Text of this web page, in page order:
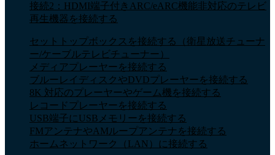
接続2：HDMI端子付きARC/eARC機能非対応のテレビ
再生機器を接続する
セットトップボックスを接続する（衛星放送チューナ
ー/ケーブルテレビチューナー）
メディアプレーヤーを接続する
ブルーレイディスクやDVDプレーヤーを接続する
8K 対応のプレーヤーやゲーム機を接続する
レコードプレーヤーを接続する
USB端子にUSBメモリーを接続する
FMアンテナやAMループアンテナを接続する
ホームネットワーク（LAN）に接続する